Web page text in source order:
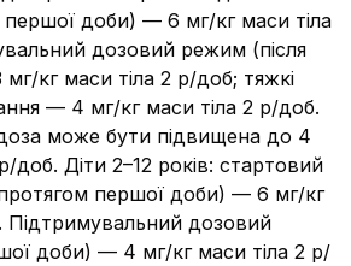
доби) — 6 мг/кг маси тіла
дозовий режим (після
кг маси тіла 2 р/доб; тяжкі
— 4 мг/кг маси тіла 2 р/доб.
може бути підвищена до 4
доб. Діти 2–12 років: стартовий
першої доби) — 6 мг/кг
Підтримувальний дозовий
доби) — 4 мг/кг маси тіла 2 р/